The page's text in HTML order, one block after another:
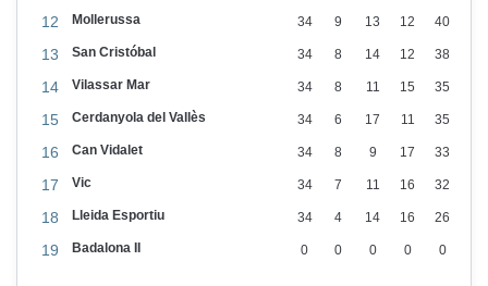
12 Mollerussa 34 9 13 12 40
13 San Cristóbal 34 8 14 12 38
14 Vilassar Mar 34 8 11 15 35
15 Cerdanyola del Vallès 34 6 17 11 35
16 Can Vidalet 34 8 9 17 33
17 Vic 34 7 11 16 32
18 Lleida Esportiu 34 4 14 16 26
19 Badalona II 0 0 0 0 0